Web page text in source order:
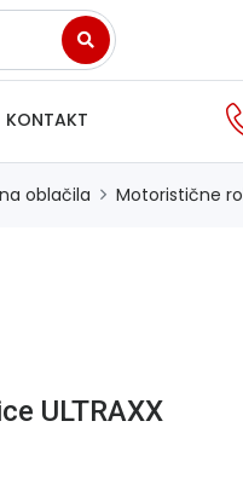
KONTAKT
oblačila Motoristične
ULTRAXX